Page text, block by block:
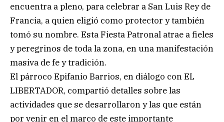
encuentra a pleno, para celebrar a San Luis Rey de
Francia, a quien eligió como protector y también
tomó su nombre. Esta Fiesta Patronal atrae a fieles
y peregrinos de toda la zona, en una manifestación
masiva de fe y tradición.
El párroco Epifanio Barrios, en diálogo con EL
LIBERTADOR, compartió detalles sobre las
actividades que se desarrollaron y las que están
por venir en el marco de este importante